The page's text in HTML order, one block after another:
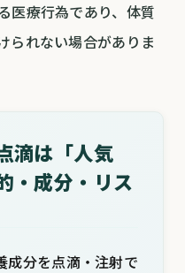
医療行為であり、体質
られない場合がありま
滴は「人気
・成分・リス
成分を点滴・注射で